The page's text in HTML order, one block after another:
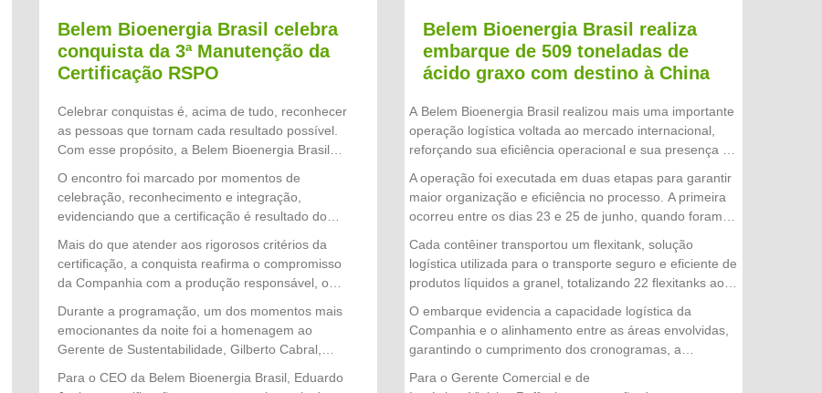
Belem Bioenergia Brasil celebra
conquista da 3ª Manutenção da
Certificação RSPO
Celebrar conquistas é, acima de tudo, reconhecer
as pessoas que tornam cada resultado possível.
Com esse propósito, a Belem Bioenergia Brasil
para homenagear os colaboradores que
participaram diretamente do processo que culminou
na conquista da 3ª Manutenção da Certificação
RSPO (Roundtable on Sustainable Palm Oil), um
dos mais importantes reconhecimentos
internacionais voltados à produção sustentável de
O encontro foi marcado por momentos de
celebração, reconhecimento e integração,
evidenciando que a certificação é resultado do
excelência operacional, a responsabilidade
socioambiental e a melhoria contínua dos
processos.
Mais do que atender aos rigorosos critérios da
certificação, a conquista reafirma o compromisso
da Companhia com a produção responsável, o
comunidades, consolidando a Belem Bioenergia
Brasil como referência nacional em sustentabilidade
Durante a programação, um dos momentos mais
emocionantes da noite foi a homenagem ao
Gerente de Sustentabilidade, Gilberto Cabral,
atuação estratégica na condução de todo o
Para o CEO da Belem Bioenergia Brasil, Eduardo
Belem Bioenergia Brasil realiza
embarque de 509 toneladas de
ácido graxo com destino à China
A Belem Bioenergia Brasil realizou mais uma importante
operação logística voltada ao mercado internacional,
reforçando sua eficiência operacional e sua presença no
contêineres, totalizando 509 toneladas de ácido graxo,
com destino à China.
A operação foi executada em duas etapas para garantir
maior organização e eficiência no processo. A primeira
ocorreu entre os dias 23 e 25 de junho, quando foram
realizada nos dias 30 de junho, 1º e 2 de julho, com o
envio de mais 12 contêineres, concluindo a operação
com sucesso.
Cada contêiner transportou um flexitank, solução
logística utilizada para o transporte seguro e eficiente de
produtos líquidos a granel, totalizando 22 flexitanks ao
O embarque evidencia a capacidade logística da
Companhia e o alinhamento entre as áreas envolvidas,
garantindo o cumprimento dos cronogramas, a
Para o Gerente Comercial e de